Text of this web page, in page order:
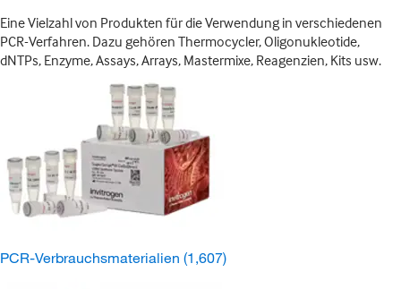
Eine Vielzahl von Produkten für die Verwendung in verschiedenen
PCR-Verfahren. Dazu gehören Thermocycler, Oligonukleotide,
dNTPs, Enzyme, Assays, Arrays, Mastermixe, Reagenzien, Kits usw.
PCR-Verbrauchsmaterialien (1,607)